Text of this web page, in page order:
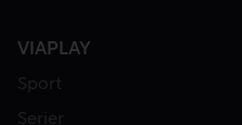
VIAPLAY
Sport
Serier